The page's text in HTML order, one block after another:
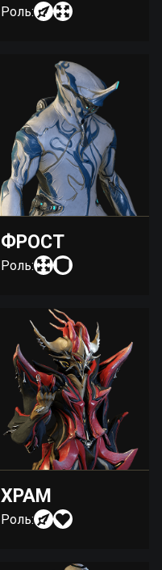
Роль:
ФРОСТ
Роль:
ХРАМ
Роль: